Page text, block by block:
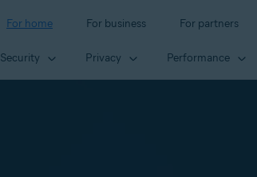
For home For business For partners
Security Privacy Performance